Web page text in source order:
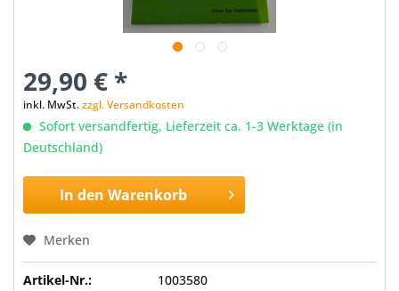
29,90 € *
inkl. MwSt.zzgl. Versandkosten
Sofort versandfertig, Lieferzeit ca. 1-3 Werktage (in
Deutschland)
In den Warenkorb
Merken
Artikel-Nr.: 1003580